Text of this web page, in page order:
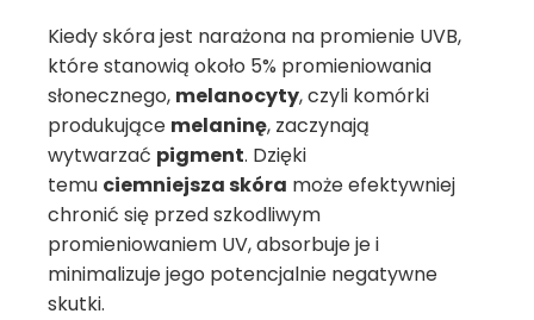
Kiedy skóra jest narażona na promienie UVB,
które stanowią około 5% promieniowania
słonecznego, melanocyty, czyli komórki
produkujące melaninę, zaczynają
wytwarzać pigment. Dzięki
temu ciemniejsza skóra może efektywniej
chronić się przed szkodliwym
promieniowaniem UV, absorbuje je i
minimalizuje jego potencjalnie negatywne
skutki.